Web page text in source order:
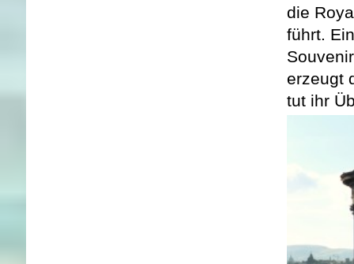
die
führt.
erzeugt
tut ihr